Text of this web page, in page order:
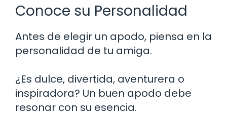
Conoce su Personalidad
Antes de elegir un apodo, piensa en la
personalidad de tu amiga.
¿Es dulce, divertida, aventurera o
inspiradora? Un buen apodo debe
resonar con su esencia.